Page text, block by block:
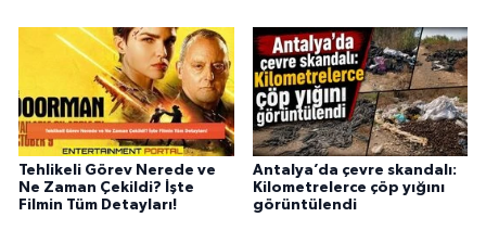
Tehlikeli Görev Nerede ve
Ne Zaman Çekildi? İşte
Filmin Tüm Detayları!
Antalya’da çevre skandalı:
Kilometrelerce çöp yığını
görüntülendi